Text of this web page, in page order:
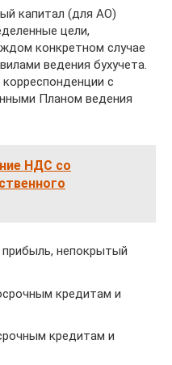
капитал (для АО)
цели,
конкретном случае
ведения бухучета.
с
Планом ведения
НДС со
прибыль, непокрытый
кредитам и
кредитам и